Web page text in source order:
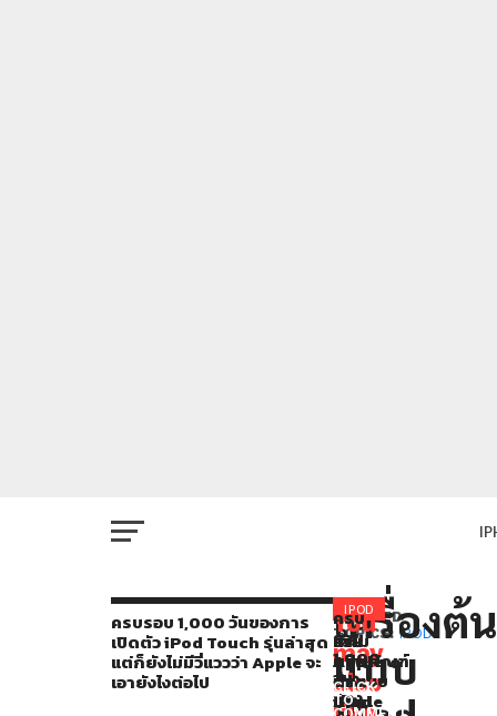
ครบรอบ 1,000 วันของการ
เปิดตัว iPod Touch รุ่นล่าสุด
แต่ก็ยังไม่มีวี่แววว่า Apple จะ
เอายังไงต่อไป
IPOD
เครื่องต้น
แบบ
ใน
ปัจจุบัน
แม้
Apple
You
may
also
ครบ
รอบ
1,000
วัน
ของ
รวม
ผลิตภัณฑ์
ของ
Apple
ทำไม
Apple
ถึง
ยัง
เผย
ภาพ
ต้นแบบ
iPod
RELATED
TOPICS: IPOD
CLICK
TO